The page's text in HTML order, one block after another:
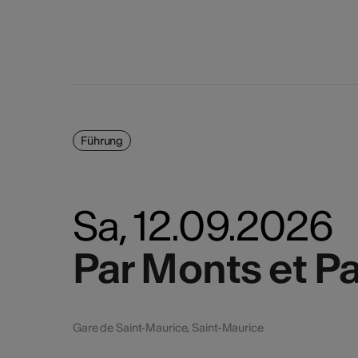
Par Monts et
Führung
Sa, 12.09.2026
Par Monts et
Gare de Saint-Maurice, Saint-Maurice